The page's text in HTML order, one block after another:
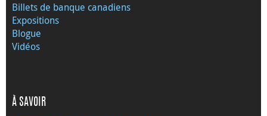
Billets de banque canadiens
Expositions
Blogue
Vidéos
À SAVOIR